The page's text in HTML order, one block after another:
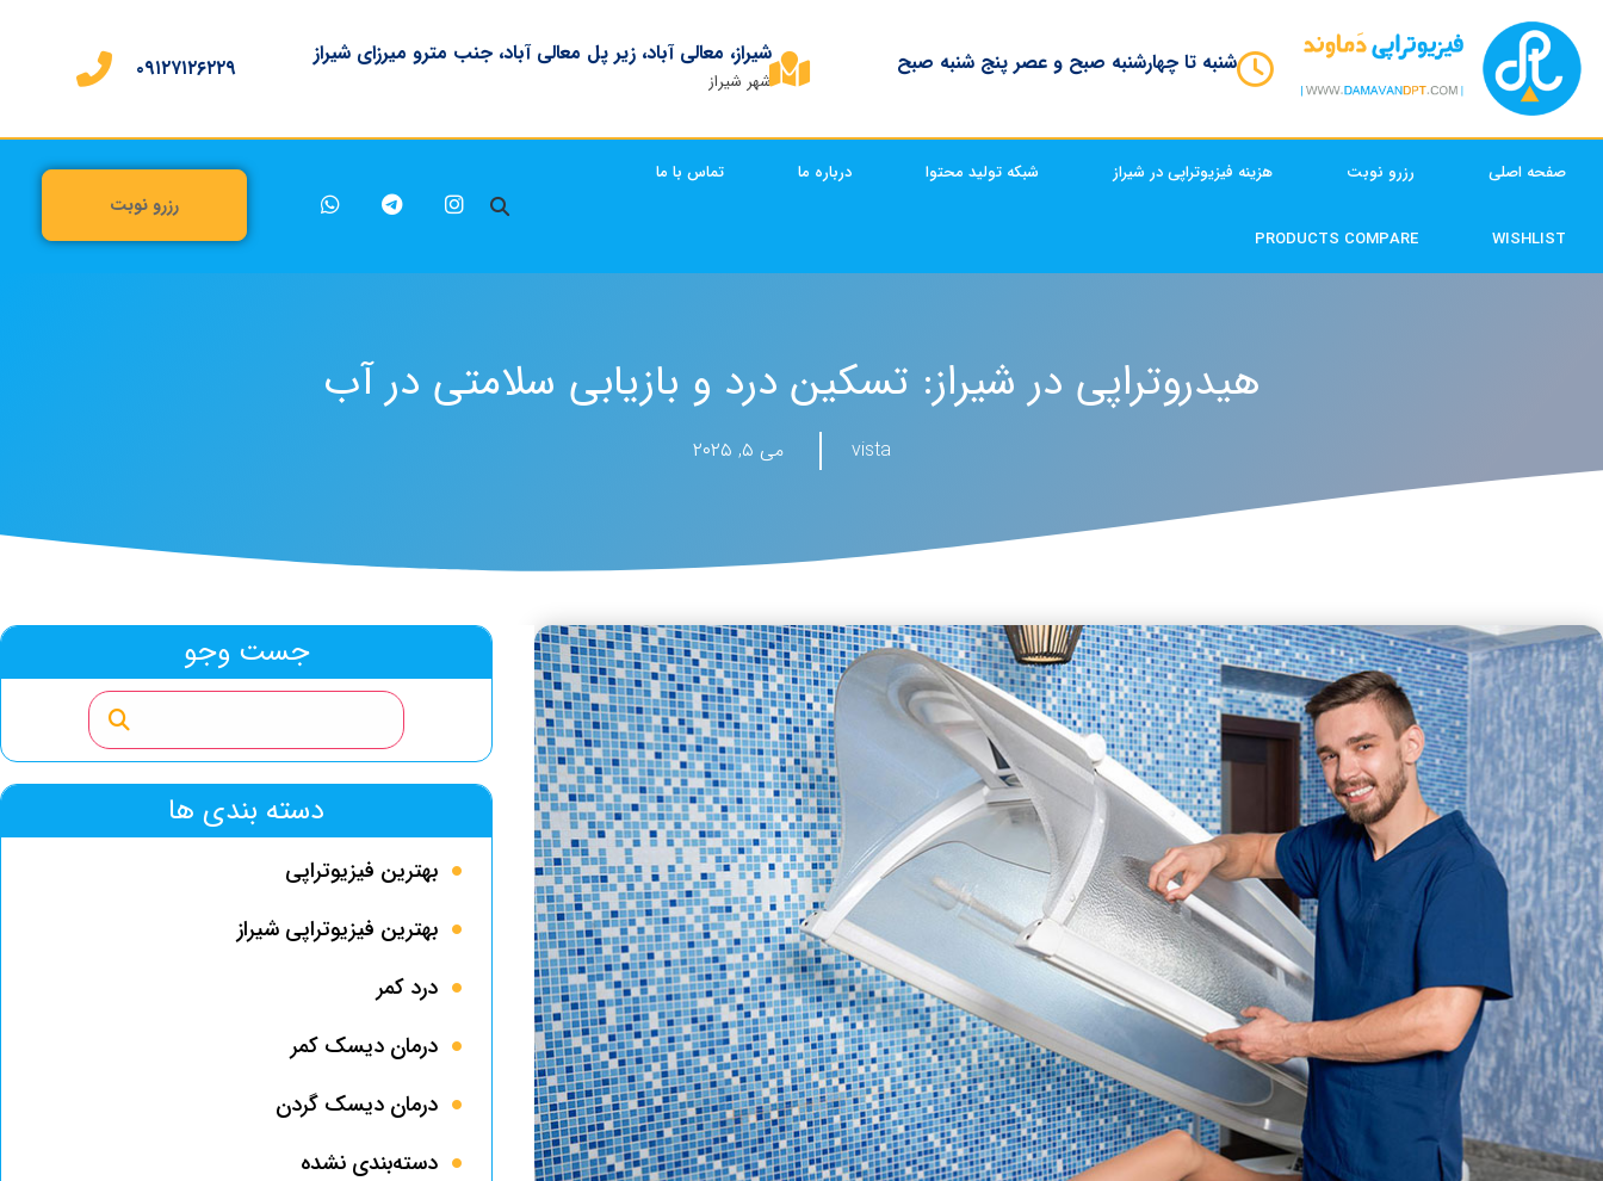
شنبه تا چهارشنبه صبح و عصر پنج شنبه صبح شیراز، معالی آباد، زیر پل معالی آباد، جنب مترو میرزای شیراز
شهر شیراز ۰۹۱۲۷۱۲۶۲۲۹
صفحه اصلی رزرو نوبت هزینه فیزیوتراپی در شیراز شبکه تولید محتوا درباره ما تماس با ما
WISHLIST
PRODUCTS COMPARE
رزرو نوبت
هیدروتراپی در شیراز: تسکین درد و بازیابی سلامتی در آب
vista می ۵, ۲۰۲۵
جست وجو
دسته بندی ها
بهترین فیزیوتراپی
بهترین فیزیوتراپی شیراز
درد کمر
درمان دیسک کمر
درمان دیسک گردن
دسته‌بندی نشده